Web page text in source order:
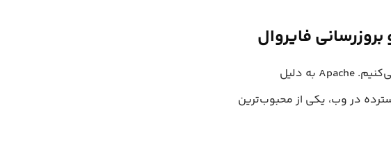
در شروع، وب سرور آپاچی را که یکی از اجزای مهم lamp است، نصب می‌کنیم. Apache به دلیل
در وب، یکی از محبوب‌ترین